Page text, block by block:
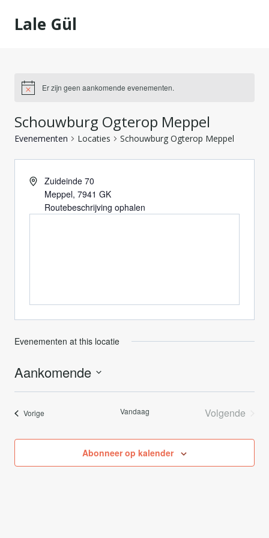
naarLale Gül
Er zijn geen aankomende evenementen.
Schouwburg Ogterop Meppel
Evenementen Locaties Schouwburg Ogterop Meppel
Zuideinde 70
Meppel, 7941 GK
Routebeschrijving ophalen
Evenementen at this locatie
Aankomende
Selecteer
datum.
Vorige Vandaag
Volgende
Abonneer op kalender